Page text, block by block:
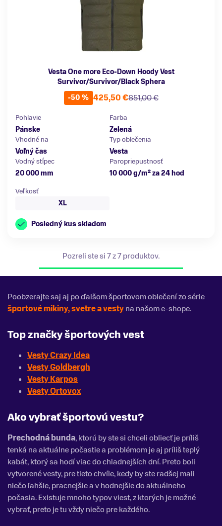
Vesta One more Eco-Down Hoody Vest
Survivor/Survivor/Black Sphera
-50 %
851,00 €
425,50 €
Pohlavie
Pánske
Farba
Zelená
Vhodné na
Voľný čas
Typ oblečenia
Vesta
Vodný stĺpec
20 000 mm
Paropriepustnosť
10 000 g/m² za 24 hod
Veľkosť
XL
Posledný kus skladom
Pozreli ste si 7 z 7 produktov.
Poobzerajte saj aj po ďalšom športovom oblečení zo série
športové mikiny, svetre a vestyna našom e-shope.
Top značky športových vest
Vesty Crazy Idea
Vesty Goldbergh
Vesty Karpos
Vesty Ortovox
Ako vybrať športovú vestu?
Prechodná bunda, ktorú by ste si chceli obliecť je príliš
tenká na aktuálne počastie a problémom je aj príliš teplý
kabát, ktorý sa hodí viac do chladnejších dní. Preto boli
vytvorené vesty, pre tieto chvíle, kedy by ste radšej mali
niečo ľahšie, pracnejšie a v hodnejšie do aktuálneho
počasia. Existuje mnoho typov viest, z ktorých je možné
vybrať, preto je tu vždy niečo pre každého.